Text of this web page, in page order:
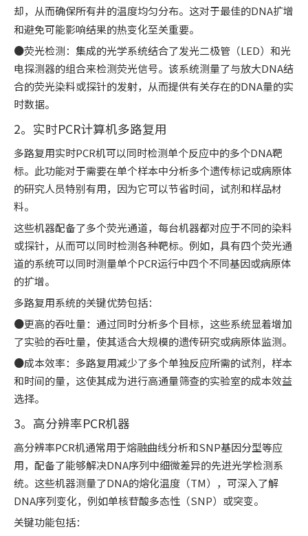
却，从而确保所有井的温度均匀分布。这对于最佳的DNA扩增
和避免可能影响结果的热变化至关重要。
●荧光检测：集成的光学系统结合了发光二极管（LED）和光
电探测器的组合来检测荧光信号。该系统测量了与放大DNA结
合的荧光染料或探针的发射，从而提供有关存在的DNA量的实
时数据。
2。实时PCR计算机多路复用
多路复用实时PCR机可以同时检测单个反应中的多个DNA靶
标。此功能对于需要在单个样本中分析多个遗传标记或病原体
的研究人员特别有用，因为它可以节省时间，试剂和样品材
料。
这些机器配备了多个荧光通道，每台机器都对应于不同的染料
或探针，从而可以同时检测各种靶标。例如，具有四个荧光通
道的系统可以同时测量单个PCR运行中四个不同基因或病原体
的扩增。
多路复用系统的关键优势包括：
●更高的吞吐量：通过同时分析多个目标，这些系统显着增加
了实验的吞吐量，使其适合大规模的遗传研究或病原体监测。
●成本效率：多路复用减少了多个单独反应所需的试剂，样本
和时间的量，这使其成为进行高通量筛查的实验室的成本效益
选择。
3。高分辨率PCR机器
高分辨率PCR机通常用于熔融曲线分析和SNP基因分型等应
用，配备了能够解决DNA序列中细微差异的先进光学检测系
统。这些机器测量了DNA的熔化温度（TM），可深入了解
DNA序列变化，例如单核苷酸多态性（SNP）或突变。
关键功能包括：